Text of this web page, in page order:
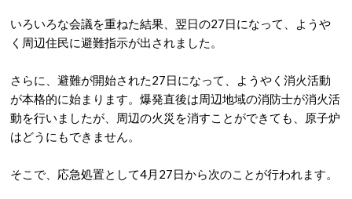
いろいろな会議を重ねた結果、翌日の27日になって、ようや
く周辺住民に避難指示が出されました。
さらに、避難が開始された27日になって、ようやく消火活動
が本格的に始まります。爆発直後は周辺地域の消防士が消火活
動を行いましたが、周辺の火災を消すことができても、原子炉
はどうにもできません。
そこで、応急処置として4月27日から次のことが行われます。